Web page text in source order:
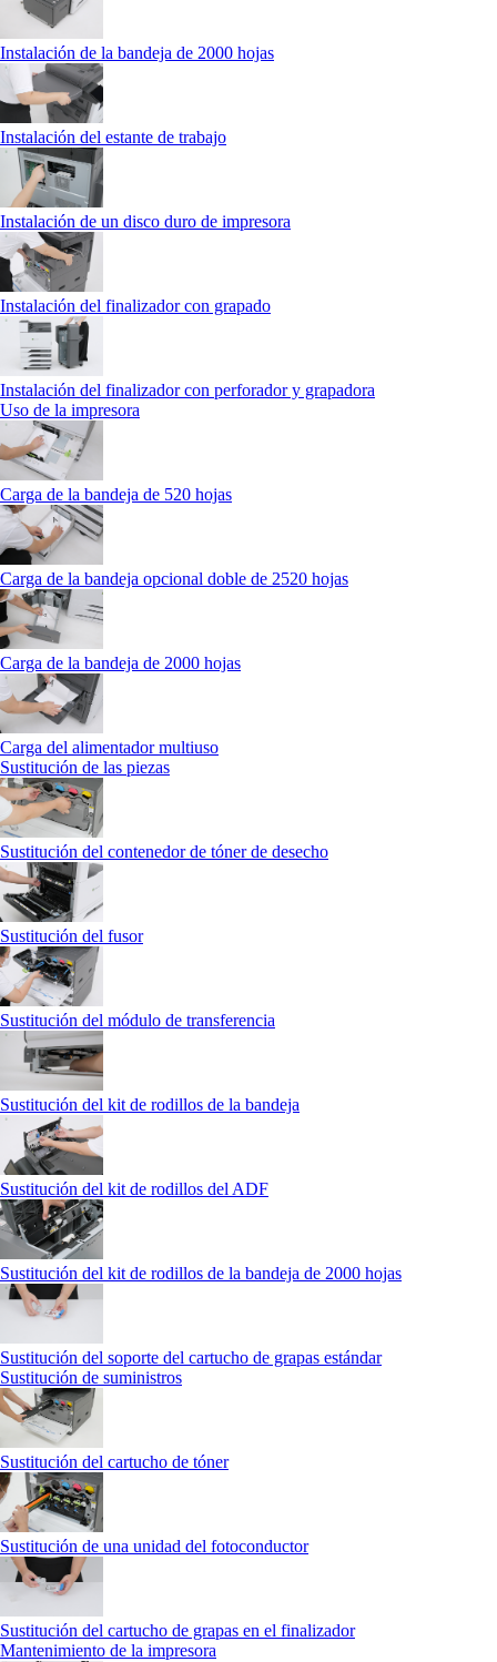
Instalación de la bandeja de 2000 hojas
Instalación del estante de trabajo
Instalación de un disco duro de impresora
Instalación del finalizador con grapado
Instalación del finalizador con perforador y grapadora
Uso de la impresora
Carga de la bandeja de 520 hojas
Carga de la bandeja opcional doble de 2520 hojas
Carga de la bandeja de 2000 hojas
Carga del alimentador multiuso
Sustitución de las piezas
Sustitución del contenedor de tóner de desecho
Sustitución del fusor
Sustitución del módulo de transferencia
Sustitución del kit de rodillos de la bandeja
Sustitución del kit de rodillos del ADF
Sustitución del kit de rodillos de la bandeja de 2000 hojas
Sustitución del soporte del cartucho de grapas estándar
Sustitución de suministros
Sustitución del cartucho de tóner
Sustitución de una unidad del fotoconductor
Sustitución del cartucho de grapas en el finalizador
Mantenimiento de la impresora